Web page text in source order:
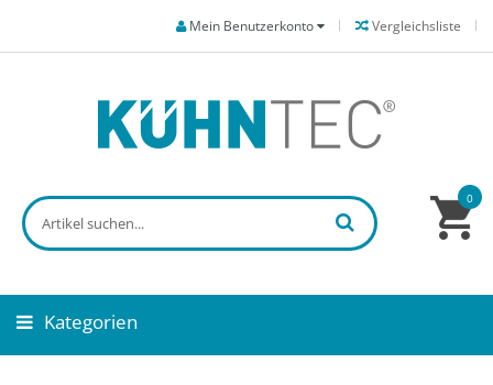
Vergleichsliste
Mein Benutzerkonto
0
Kategorien